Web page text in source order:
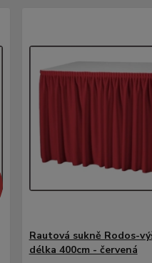
Rautová sukně Rodos-
délka 400cm - červená